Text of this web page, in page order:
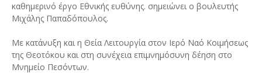
καθημερινό έργο Εθνικής ευθύνης. σημειώνει ο βουλευτής
Μιχάλης Παπαδόπουλος.
Με κατάνυξη και η Θεία Λειτουργία στον Ιερό Ναό Κοιμήσεως
της Θεοτόκου και στη συνέχεια επιμνημόσυνη δέηση στο
Μνημείο Πεσόντων.